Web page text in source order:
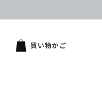
買い物かご